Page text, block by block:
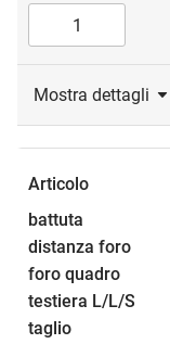
Mostra dettagli